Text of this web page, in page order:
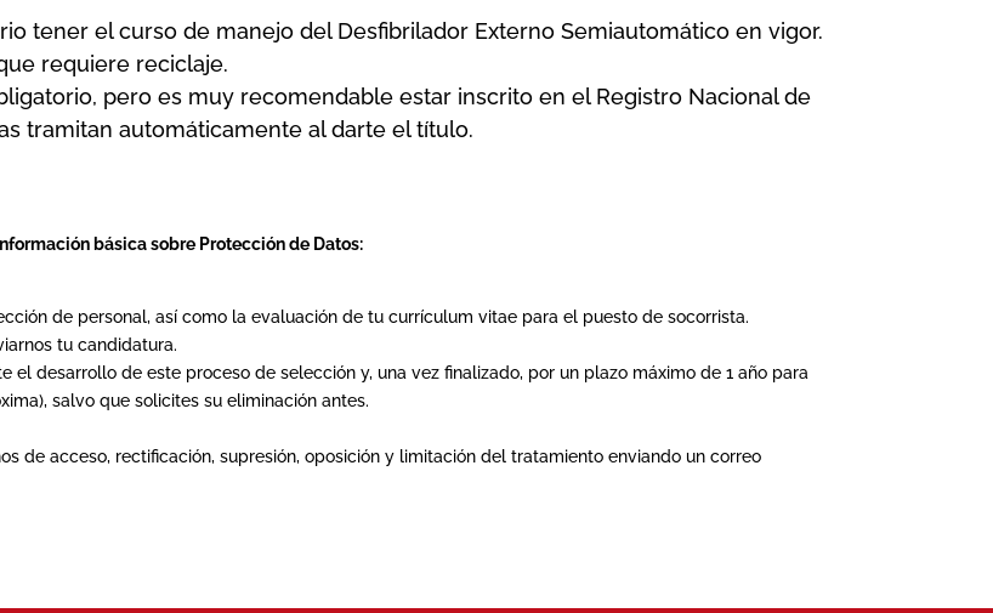
tener el curso de manejo del Desfibrilador Externo Semiautomático en vigor.
requiere reciclaje.
pero es muy recomendable estar inscrito en el Registro Nacional de
tramitan automáticamente al darte el título.
Información básica sobre Protección de Datos:
de personal, así como la evaluación de tu currículum vitae para el puesto de socorrista.
tu candidatura.
el desarrollo de este proceso de selección y, una vez finalizado, por un plazo máximo de 1 año para
salvo que solicites su eliminación antes.
de acceso, rectificación, supresión, oposición y limitación del tratamiento enviando un correo